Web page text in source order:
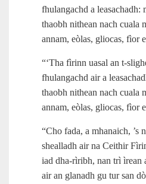
fhulangachd a leasachadh:
thaobh nithean nach cuala
annam, eòlas, gliocas, fìor
“‘Tha fìrinn uasal an
fhulangachd air a
thaobh nithean nach cuala
annam, eòlas, gliocas, fìor
“Cho fada, a mhanaich, ’s
shealladh air na Ceithir
iad dha‑rìribh, nan trì ìrean
air an glanadh gu tur san